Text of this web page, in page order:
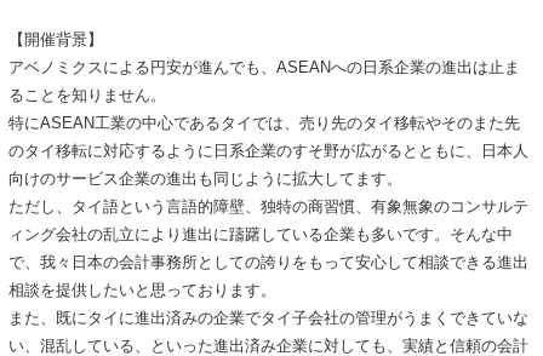
【開催背景】
アベノミクスによる円安が進んでも、ASEANへの日系企業の進出は止ま
ることを知りません。
特にASEAN工業の中心であるタイでは、売り先のタイ移転やそのまた先
のタイ移転に対応するように日系企業のすそ野が広がるとともに、日本人
向けのサービス企業の進出も同じように拡大してます。
ただし、タイ語という言語的障壁、独特の商習慣、有象無象のコンサルテ
ィング会社の乱立により進出に躊躇している企業も多いです。そんな中
で、我々日本の会計事務所としての誇りをもって安心して相談できる進出
相談を提供したいと思っております。
また、既にタイに進出済みの企業でタイ子会社の管理がうまくできていな
い、混乱している、といった進出済み企業に対しても、実績と信頼の会計